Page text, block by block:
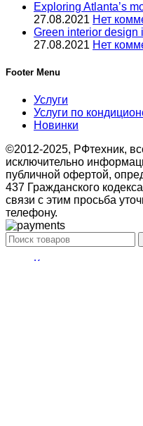
Exploring Atlanta’s
27.08.2021 Нет
Green interior design
27.08.2021 Нет
Footer Menu
Услуги
Услуги по
Новинки
©2012-2025, РФтехник,
исключительно
публичной офертой,
437 Гражданского
связи с этим просьба
телефону.
Кондиционирование